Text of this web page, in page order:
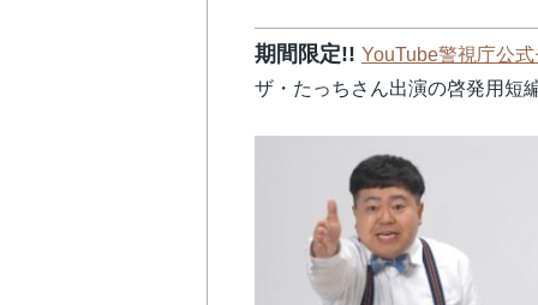
期間限定!! YouTube警視庁公
ザ・たっちさん出演の啓発用短